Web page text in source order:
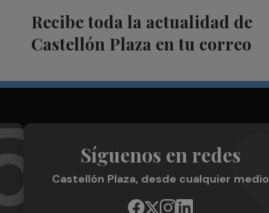
Recibe toda la actualidad de
Castellón Plaza en tu correo
Síguenos en redes
Castellón Plaza, desde cualquier medio